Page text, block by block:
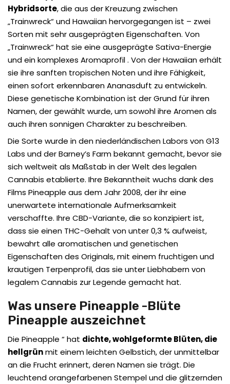
Hybridsorte, die aus der Kreuzung zwischen
„Trainwreck“ und Hawaiian hervorgegangen ist – zwei
Sorten mit sehr ausgeprägten Eigenschaften. Von
„Trainwreck“ hat sie eine ausgeprägte Sativa-Energie
und ein komplexes Aromaprofil. Von der Hawaiian erhält
sie ihre sanften tropischen Noten und ihre Fähigkeit,
einen sofort erkennbaren Ananasduft zu entwickeln.
Diese genetische Kombination ist der Grund für ihren
Namen, der gewählt wurde, um sowohl ihre Aromen als
auch ihren sonnigen Charakter zu beschreiben.
Die Sorte wurde in den niederländischen Labors von G13
Labs und derBarney’s Farmbekannt gemacht, bevor sie
sich weltweit als Maßstab in der Welt des legalen
Cannabis etablierte. Ihre Bekanntheit wuchs dank des
Films Pineapple aus dem Jahr 2008, der ihr eine
unerwartete internationale Aufmerksamkeit
verschaffte. Ihre CBD-Variante, die so konzipiert ist,
dass sie einen THC-Gehalt von unter 0,3 % aufweist,
bewahrt alle aromatischen und genetischen
Eigenschaften des Originals, mit einem fruchtigen und
krautigen Terpenprofil, das sie unter Liebhabern von
legalem Cannabis zur Legende gemacht hat.
Was unsere Pineapple -Blüte
Pineapple auszeichnet
Die Pineapple “ hat dichte, wohlgeformte Blüten, die
hellgrünmit einem leichten Gelbstich, der unmittelbar
an die Frucht erinnert, deren Namen sie trägt. Die
leuchtend orangefarbenen Stempel und die glitzernden